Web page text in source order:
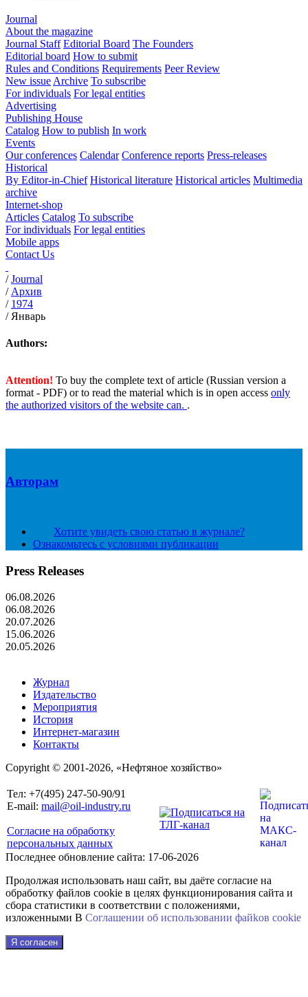
Journal
About the magazine
Journal Staff Editorial Board The Founders
Editorial board How to submit
Rules and Conditions Requirements Peer Review
New issue Archive To subscribe
For individuals For legal entities
Advertising
Publishing House
Catalog How to publish In work
Events
Our conferences Calendar Conference reports Press-releases
Historical
By Editor-in-Chief Historical literature Historical articles Multimedia
archive
Internet-shop
Articles Catalog To subscribe
For individuals For legal entities
Mobile apps
Contact Us
/Journal
/ Архив
/ 1974
/ Январь
Authors:
Attention! To buy the complete text of article (Russian version a
format - PDF) or to read the material which is in open access only
the authorized visitors of the website can. .
Авторам
Хотите увидеть свою статью в журнале?
Ознакомьтесь с условиями публикации
Press Releases
06.08.2026
06.08.2026
20.07.2026
15.06.2026
20.05.2026
Журнал
Издательство
Мероприятия
История
Интернет-магазин
Контакты
Copyright © 2001-2026, «Нефтяное хозяйство»
Тел: +7(495) 247-50-90/91
E-mail: mail@oil-industry.ru
Согласие на обработку
персональных данных
Последнее обновление сайта: 17-06-2026
Продолжая использовать наш сайт, вы даёте согласие на
обработку файлов cookie в целях функционирования сайта и
сбора статистики в соответствии с положениями,
изложенными В Соглашении об использовании файkов cookie
Я согласен